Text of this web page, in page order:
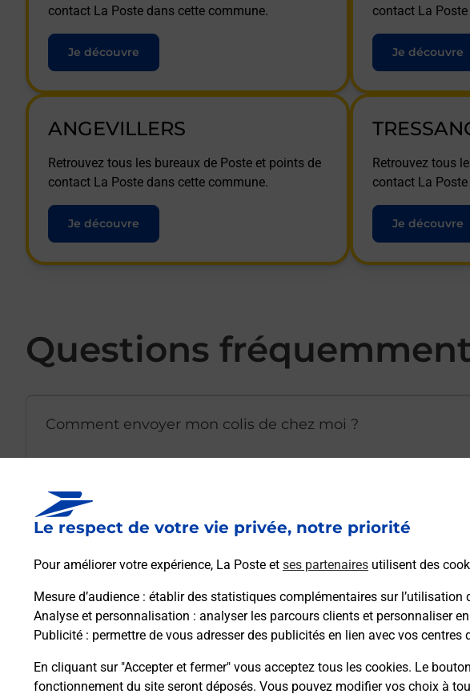
Le respect de votre vie privée, notre priorité
Pour améliorer votre expérience, La Poste et ses partenaires utilisent des
Mesure d’audience : établir des statistiques complémentaires sur l’utilisation
Analyse et personnalisation : analyser les parcours clients et personnaliser
Publicité : permettre de vous adresser des publicités en lien avec vos centres
En cliquant sur "Accepter et fermer" vous acceptez tous les cookies. Le
fonctionnement du site seront déposés. Vous pouvez modifier vos choix à
contact La Poste dans cette commune.
Je découvre
contact La
Je découvre
ANGEVILLERS
Retrouvez tous les bureaux de Poste et points de
contact La Poste dans cette commune.
Je découvre
Retrouvez tous
contact La
Je découvre
Questions
Comment envoyer mon colis de chez moi ?
Est-il possible d’acheter un emballage directement depuis
Comment demander une modification de livraison ?
Comment La Poste participe-t-elle à votre sécurité au
Puis-je passer mon code de la route avec La Poste et